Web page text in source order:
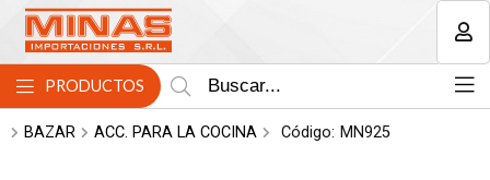
PRODUCTOS
BAZAR ACC. PARA LA COCINA Código: MN925